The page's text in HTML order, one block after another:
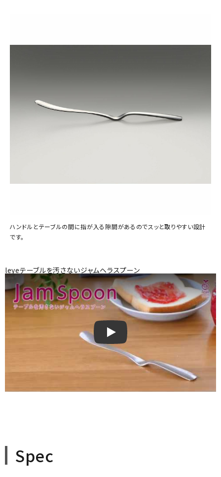
ハンドルとテーブルの間に指が入る隙間があるのでスッと取りやすい設計
です。
leyeテーブルを汚さないジャムヘラスプーン
leyeテーブルを汚さないジャムヘラ
Spec